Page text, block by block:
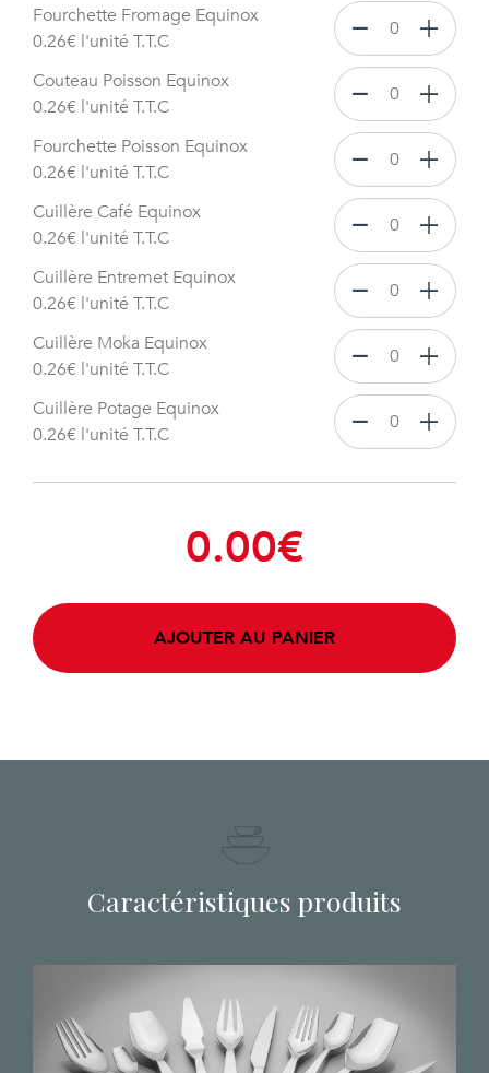
Fourchette Fromage Equinox
0.26€ l'unité T.T.C
Couteau Poisson Equinox
0.26€ l'unité T.T.C
Fourchette Poisson Equinox
0.26€ l'unité T.T.C
Cuillère Café Equinox
0.26€ l'unité T.T.C
Cuillère Entremet Equinox
0.26€ l'unité T.T.C
Cuillère Moka Equinox
0.26€ l'unité T.T.C
Cuillère Potage Equinox
0.26€ l'unité T.T.C
0.00€
AJOUTER AU PANIER
Caractéristiques produits